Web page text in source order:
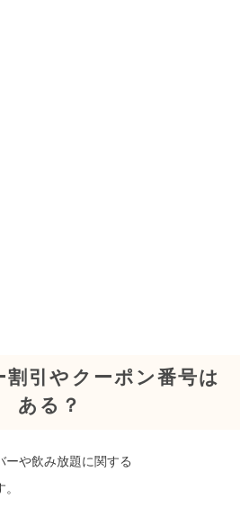
割引やクーポン番号は
ある？
ーや飲み放題に関する